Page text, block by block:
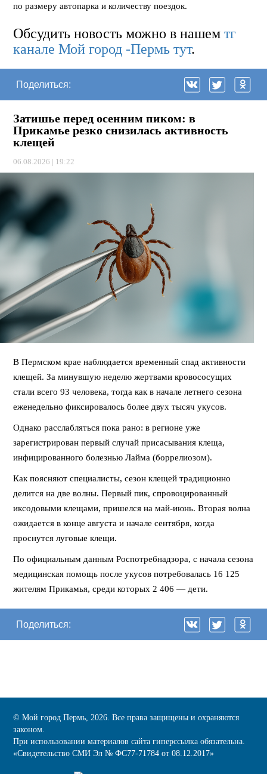
по размеру автопарка и количеству поездок.
Обсудить новость можно в нашемтг
канале Мой город -Пермь тут.
Поделиться:
Затишье перед осенним пиком: в
Прикамье резко снизилась активность
клещей
06.08.2026 | 19:22
В Пермском крае наблюдается временный спад активности
клещей. За минувшую неделю жертвами кровососущих
стали всего 93 человека, тогда как в начале летнего сезона
еженедельно фиксировалось более двух тысяч укусов.
Однако расслабляться пока рано: в регионе уже
зарегистрирован первый случай присасывания клеща,
инфицированного болезнью Лайма (боррелиозом).
Как поясняют специалисты, сезон клещей традиционно
делится на две волны. Первый пик, спровоцированный
иксодовыми клещами, пришелся на май-июнь. Вторая волна
ожидается в конце августа и начале сентября, когда
проснутся луговые клещи.
По официальным данным Роспотребнадзора, с начала сезона
медицинская помощь после укусов потребовалась 16 125
жителям Прикамья, среди которых 2 406 — дети.
Поделиться:
© Мой город Пермь, 2026. Все права защищены и охраняются
законом.
При использовании материалов сайта гиперссылка обязательна.
«Cвидетельство СМИ Эл № ФС77-71784 от 08.12.2017»